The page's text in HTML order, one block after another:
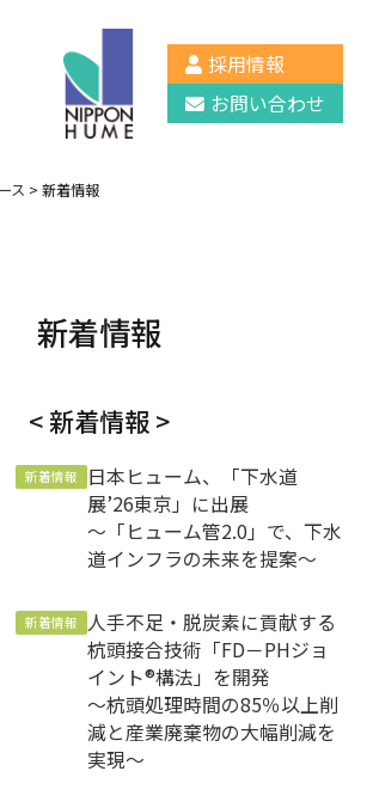
採用情報
お問い合わせ
ス > 新着情報
新着情報
< 新着情報 >
新着情報
日本ヒューム、「下水道
展’26東京」に出展
～「ヒューム管2.0」で、下水
道インフラの未来を提案～
新着情報
人手不足・脱炭素に貢献する
杭頭接合技術「FD－PHジョ
イント®構法」を開発
～杭頭処理時間の85％以上削
減と産業廃棄物の大幅削減を
実現～